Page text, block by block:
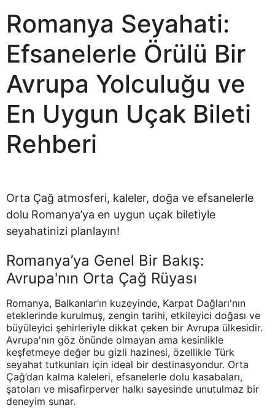
Romanya Seyahati:
Efsanelerle Örülü Bir
Avrupa Yolculuğu ve
En Uygun Uçak Bileti
Rehberi
Orta Çağ atmosferi, kaleler, doğa ve efsanelerle
dolu Romanya’ya en uygun uçak biletiyle
seyahatinizi planlayın!
Romanya’ya Genel Bir Bakış:
Avrupa'nın Orta Çağ Rüyası
Romanya, Balkanlar’ın kuzeyinde, Karpat Dağları'nın
eteklerinde kurulmuş, zengin tarihi, etkileyici doğası ve
büyüleyici şehirleriyle dikkat çeken bir Avrupa ülkesidir.
Avrupa'nın göz önünde olmayan ama kesinlikle
keşfetmeye değer bu gizli hazinesi, özellikle Türk
seyahat tutkunları için ideal bir destinasyondur. Orta
Çağ’dan kalma kaleleri, efsanelerle dolu kasabaları,
şatoları ve misafirperver halkı sayesinde unutulmaz bir
deneyim sunar.